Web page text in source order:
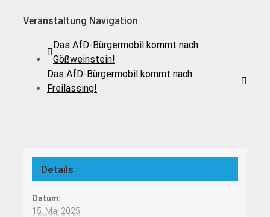
Veranstaltung Navigation
Das AfD-Bürgermobil kommt nach
Gößweinstein!
Das AfD-Bürgermobil kommt nach
Freilassing!
Details
Datum:
15. Mai 2025